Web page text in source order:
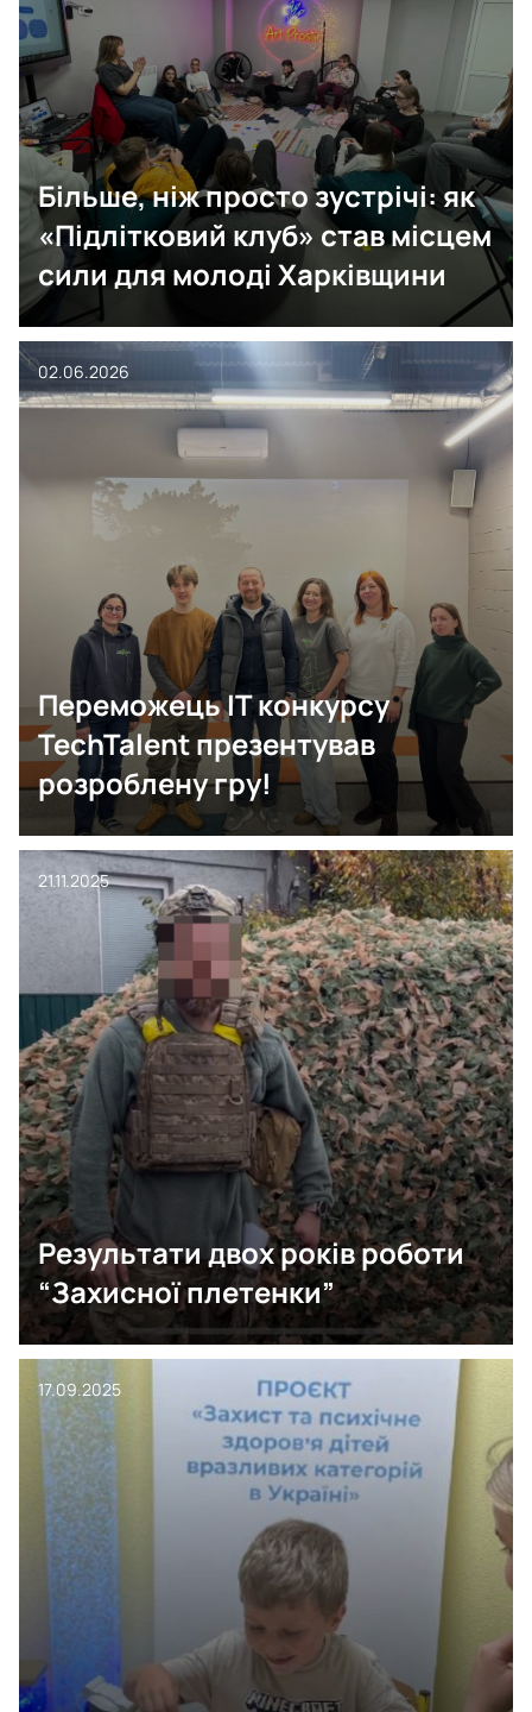
Більше, ніж просто зустрічі: як
«Підлітковий клуб» став місцем
сили для молоді Харківщини
02.06.2026
Переможець IT конкурсу
TechTalent презентував
розроблену гру!
21.11.2025
Результати двох років роботи
“Захисної плетенки”
17.09.2025